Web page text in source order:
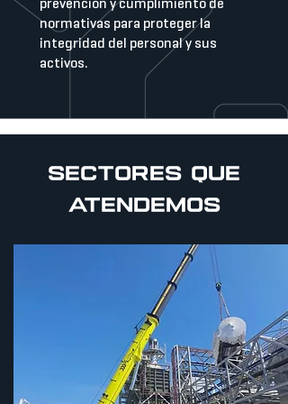
normativas para proteger la
integridad del personal y sus
activos.
sectores que
atendemos